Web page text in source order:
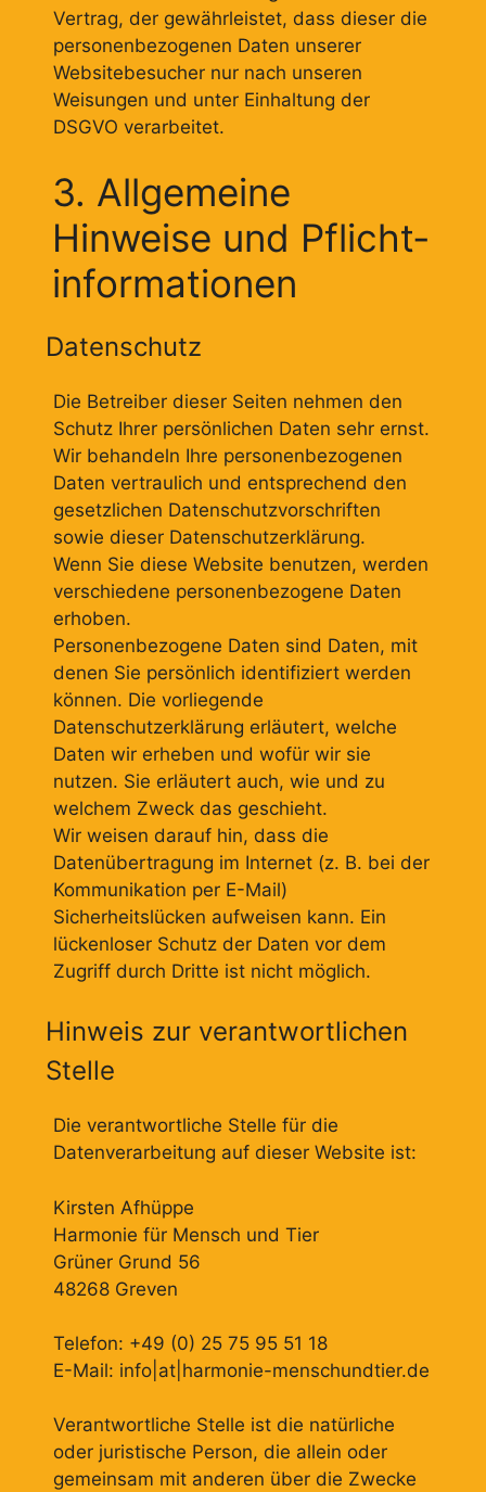
Vertrag, der gewährleistet, dass dieser die
personenbezogenen Daten unserer
Websitebesucher nur nach unseren
Weisungen und unter Einhaltung der
DSGVO verarbeitet.
3. Allgemeine
Hinweise und Pflicht­
informationen
Datenschutz
Die Betreiber dieser Seiten nehmen den
Schutz Ihrer persönlichen Daten sehr ernst.
Wir behandeln Ihre personenbezogenen
Daten vertraulich und entsprechend den
gesetzlichen Datenschutzvorschriften
sowie dieser Datenschutzerklärung.
Wenn Sie diese Website benutzen, werden
verschiedene personenbezogene Daten
erhoben.
Personenbezogene Daten sind Daten, mit
denen Sie persönlich identifiziert werden
können. Die vorliegende
Datenschutzerklärung erläutert, welche
Daten wir erheben und wofür wir sie
nutzen. Sie erläutert auch, wie und zu
welchem Zweck das geschieht.
Wir weisen darauf hin, dass die
Datenübertragung im Internet (z. B. bei der
Kommunikation per E-Mail)
Sicherheitslücken aufweisen kann. Ein
lückenloser Schutz der Daten vor dem
Zugriff durch Dritte ist nicht möglich.
Hinweis zur verantwortlichen
Stelle
Die verantwortliche Stelle für die
Datenverarbeitung auf dieser Website ist:
Kirsten Afhüppe
Harmonie für Mensch und Tier
Grüner Grund 56
48268 Greven
Telefon: +49 (0) 25 75 95 51 18
E-Mail: info|at|harmonie-menschundtier.de
Verantwortliche Stelle ist die natürliche
oder juristische Person, die allein oder
gemeinsam mit anderen über die Zwecke